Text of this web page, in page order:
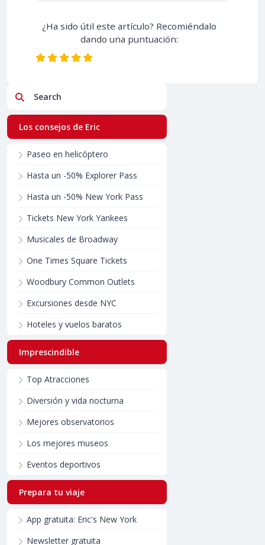
¿Ha sido útil este artículo? Recomiéndalo
dando una puntuación:
Search
Los consejos de Eric
Paseo en helicóptero
Hasta un -50% Explorer Pass
Hasta un -50% New York Pass
Tickets New York Yankees
Musicales de Broadway
One Times Square Tickets
Woodbury Common Outlets
Excursiones desde NYC
Hoteles y vuelos baratos
Imprescindible
Top Atracciones
Diversión y vida nocturna
Mejores observatorios
Los mejores museos
Eventos deportivos
Prepara tu viaje
App gratuita: Eric's New York
Newsletter gratuita